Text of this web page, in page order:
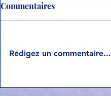
Commentaires
Rédigez un commentaire...